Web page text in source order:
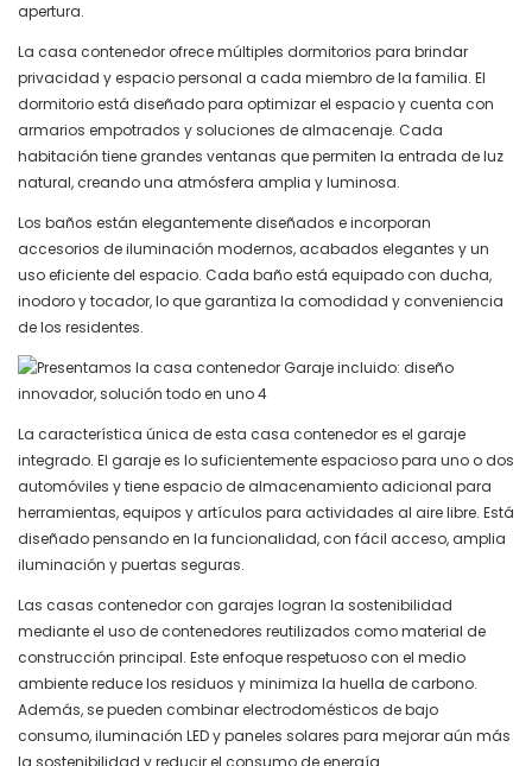
apertura.
La casa contenedor ofrece múltiples dormitorios para brindar
privacidad y espacio personal a cada miembro de la familia. El
dormitorio está diseñado para optimizar el espacio y cuenta con
armarios empotrados y soluciones de almacenaje. Cada
habitación tiene grandes ventanas que permiten la entrada de luz
natural, creando una atmósfera amplia y luminosa.
Los baños están elegantemente diseñados e incorporan
accesorios de iluminación modernos, acabados elegantes y un
uso eficiente del espacio. Cada baño está equipado con ducha,
inodoro y tocador, lo que garantiza la comodidad y conveniencia
de los residentes.
La característica única de esta casa contenedor es el garaje
integrado. El garaje es lo suficientemente espacioso para uno o dos
automóviles y tiene espacio de almacenamiento adicional para
herramientas, equipos y artículos para actividades al aire libre. Está
diseñado pensando en la funcionalidad, con fácil acceso, amplia
iluminación y puertas seguras.
Las casas contenedor con garajes logran la sostenibilidad
mediante el uso de contenedores reutilizados como material de
construcción principal. Este enfoque respetuoso con el medio
ambiente reduce los residuos y minimiza la huella de carbono.
Además, se pueden combinar electrodomésticos de bajo
consumo, iluminación LED y paneles solares para mejorar aún más